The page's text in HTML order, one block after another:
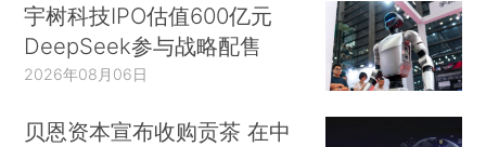
宇树科技IPO估值600亿元
DeepSeek参与战略配售
2026年08月06日
贝恩资本宣布收购贡茶 在中